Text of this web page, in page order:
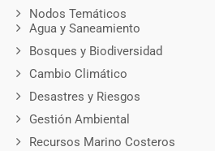
Nodos Temáticos
Agua y Saneamiento
Bosques y Biodiversidad
Cambio Climático
Desastres y Riesgos
Gestión Ambiental
Recursos Marino Costeros